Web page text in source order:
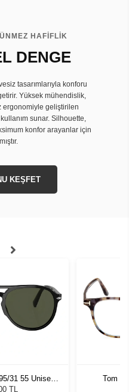
HAFİFLİK
DENGE
tasarımlarıyla konforu
Yüksek mühendislik,
ergonomiyle geliştirilen
sunar. Silhouette,
konfor arayanlar için
KEŞFET
31 55 Unisex
TL
Tom